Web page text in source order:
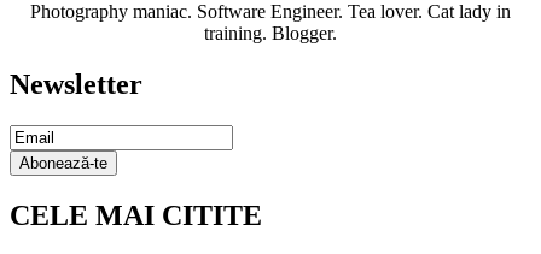
Photography maniac. Software Engineer. Tea lover. Cat lady in
training. Blogger.
Newsletter
Email Subscription
Abonează-te
CELE MAI CITITE